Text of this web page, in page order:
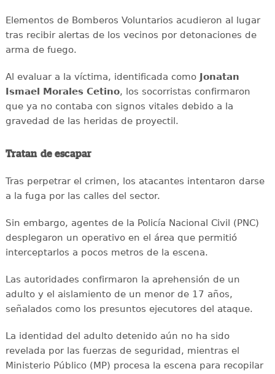
Elementos de Bomberos Voluntarios acudieron al lugar
tras recibir alertas de los vecinos por detonaciones de
arma de fuego.
Al evaluar a la víctima, identificada como
Jonatan
Ismael Morales Cetino, los socorristas confirmaron
que ya no contaba con signos vitales debido a la
gravedad de las heridas de proyectil.
Tratan de escapar
Tras perpetrar el crimen, los atacantes intentaron darse
a la fuga por las calles del sector.
Sin embargo, agentes de la Policía Nacional Civil (PNC)
desplegaron un operativo en el área que permitió
interceptarlos a pocos metros de la escena.
Las autoridades confirmaron la aprehensión de un
adulto y el aislamiento de un menor de 17 años,
señalados como los presuntos ejecutores del ataque.
La identidad del adulto detenido aún no ha sido
revelada por las fuerzas de seguridad, mientras el
Ministerio Público (MP) procesa la escena para recopilar